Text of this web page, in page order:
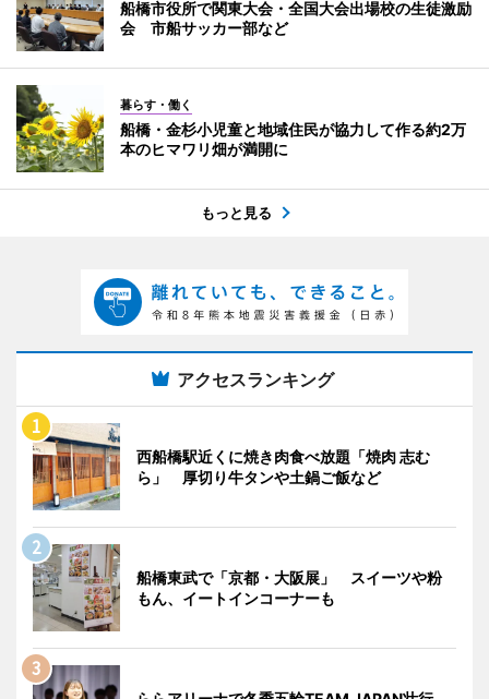
船橋市役所で関東大会・全国大会出場校の生徒激励
会 市船サッカー部など
暮らす・働く
船橋・金杉小児童と地域住民が協力して作る約2万
本のヒマワリ畑が満開に
もっと見る
アクセスランキング
西船橋駅近くに焼き肉食べ放題「焼肉 志む
ら」 厚切り牛タンや土鍋ご飯など
船橋東武で「京都・大阪展」 スイーツや粉
もん、イートインコーナーも